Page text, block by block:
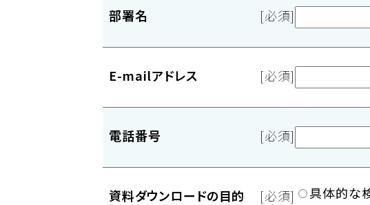
部署名 [必須]
E-mailアドレス [必須]
電話番号 [必須]
資料ダウンロードの目的 [必須] 具体的な